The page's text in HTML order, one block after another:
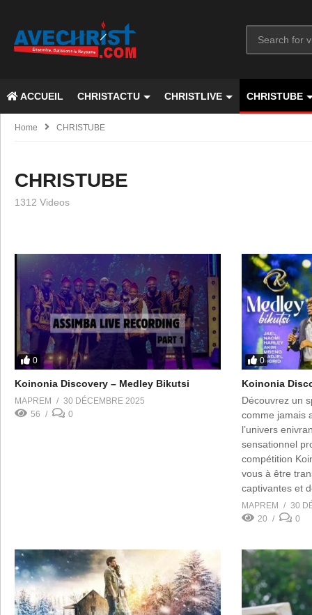
ACCUEIL CHRISTACTU CHRISTLIVE CHRISTUBE
Home CHRISTUBE
CHRISTUBE
1312 Videos
0
Koinonia Discovery – Medley Bikutsi
MAPREM
30 DÉCEMBRE 2025
56
0
0
Koinonia
Découvrez un
comme jamais
l’univers
sensationnel
compétition
vous à être
captivantes et
jeune
offrir une
MAPREM
30
20
0